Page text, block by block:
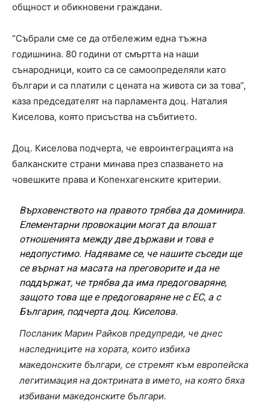
общност и обикновени граждани.
“Събрали сме се да отбележим една тъжна
годишнина. 80 години от смъртта на наши
сънародници, които са се самоопределяли като
българи и са платили с цената на живота си за това”,
каза председателят на парламента доц. Наталия
Киселова, която присъства на събитието.
Доц. Киселова подчерта, че евроинтеграцията на
балканските страни минава през спазването на
човешките права и Копенхагенските критерии.
Върховенството на правото трябва да доминира.
Елементарни провокации могат да влошат
отношенията между две държави и това е
недопустимо. Надяваме се, че нашите съседи ще
се върнат на масата на преговорите и да не
поддържат, че трябва да има предоговаряне,
защото това ще е предоговаряне не с ЕС, а с
България, подчерта доц. Киселова.
Посланик Марин Райков предупреди, че днес
наследниците на хората, които избиха
македонските българи, се стремят към европейска
легитимация на доктрината в името, на която бяха
избивани македонските българи.